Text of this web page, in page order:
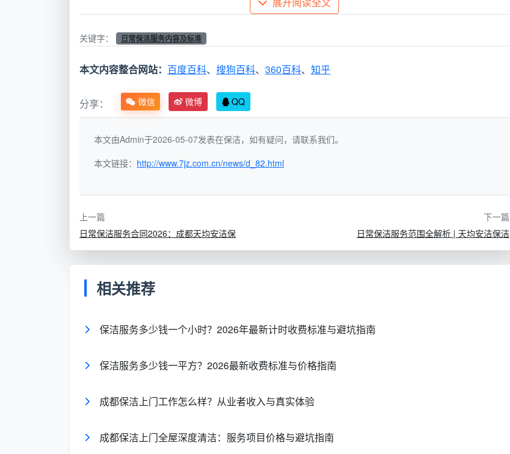
服务
作业频
全屋
扫地、拖地、吸尘、除渍
每次服
表面
除尘
务
区域
面清洁
务
卫生
间
马桶、洗手台、淋浴区、镜
面清洁
务
洁厕剂、玻璃清洁剂、消毒水
玻璃
处理
定点
务
专项清洁服务
除了基础项目，成都天均安洁保洁还提供以下专项服务：
关键字： 日常保洁服务内容及标准
本文内容整合网站： 百度百科、 搜狗百科、 360百科、 知乎
分享： 微信 微博 QQ
本文由Admin于2026-05-07发表在保洁，如有疑问，请联系我们。
本文链接： http://www.7jz.com.cn/news/d_82.html
上一篇
日常保洁服务合同2026：成都天均安洁保
下一篇
日常保洁服务范围全解析 | 天均安洁保洁
相关推荐
保洁服务多少钱一个小时？2026年最新计时收费标准与避坑指南
保洁服务多少钱一平方？2026最新收费标准与价格指南
成都保洁上门工作怎么样？从业者收入与真实体验
成都保洁上门全屋深度清洁：服务项目价格与避坑指南